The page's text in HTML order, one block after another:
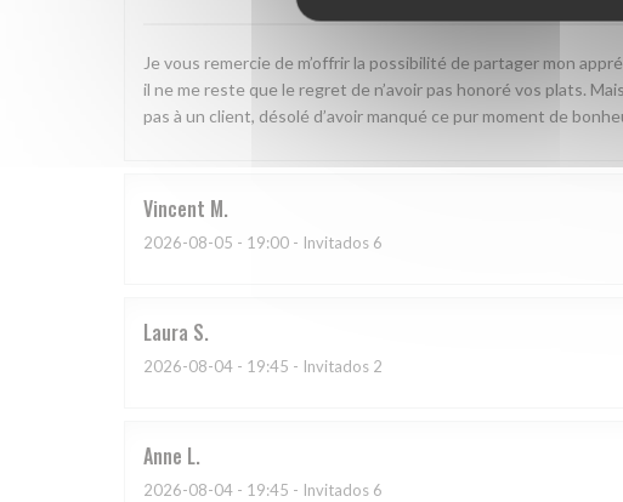
Je vous remercie de m’offrir la possibilité de partager mon
il ne me reste que le regret de n’avoir pas honoré vos plats.
pas à un client, désolé d’avoir manqué ce pur moment de
Vincent M
2026-08-05 - 19:00 - Invitados 6
Laura S
2026-08-04 - 19:45 - Invitados 2
Anne L
2026-08-04 - 19:45 - Invitados 6